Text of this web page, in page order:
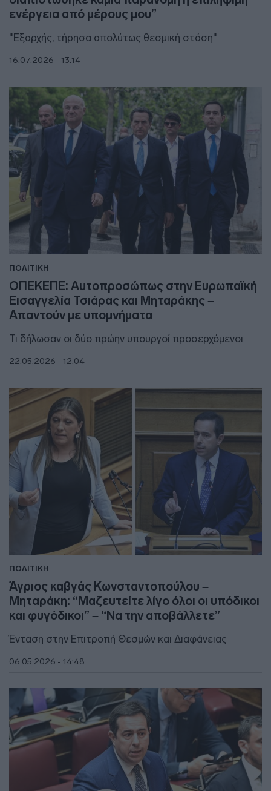
ενέργεια από μέρους μου”
"Εξαρχής, τήρησα απολύτως θεσμική στάση"
16.07.2026 - 13:14
ΠΟΛΙΤΙΚΗ
ΟΠΕΚΕΠΕ: Αυτοπροσώπως στην Ευρωπαϊκή
Εισαγγελία Τσιάρας και Μηταράκης –
Απαντούν με υπομνήματα
Τι δήλωσαν οι δύο πρώην υπουργοί προσερχόμενοι
22.05.2026 - 12:04
ΠΟΛΙΤΙΚΗ
Άγριος καβγάς Κωνσταντοπούλου –
Μηταράκη: “Μαζευτείτε λίγο όλοι οι υπόδικοι
και φυγόδικοι” – “Να την αποβάλλετε”
Ένταση στην Επιτροπή Θεσμών και Διαφάνειας
06.05.2026 - 14:48